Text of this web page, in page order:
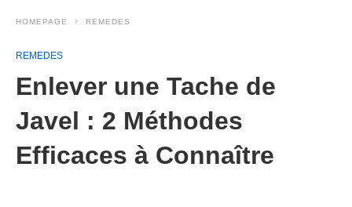
HOMEPAGE REMEDES
REMEDES
Enlever une Tache de
Javel : 2 Méthodes
Efficaces à Connaître